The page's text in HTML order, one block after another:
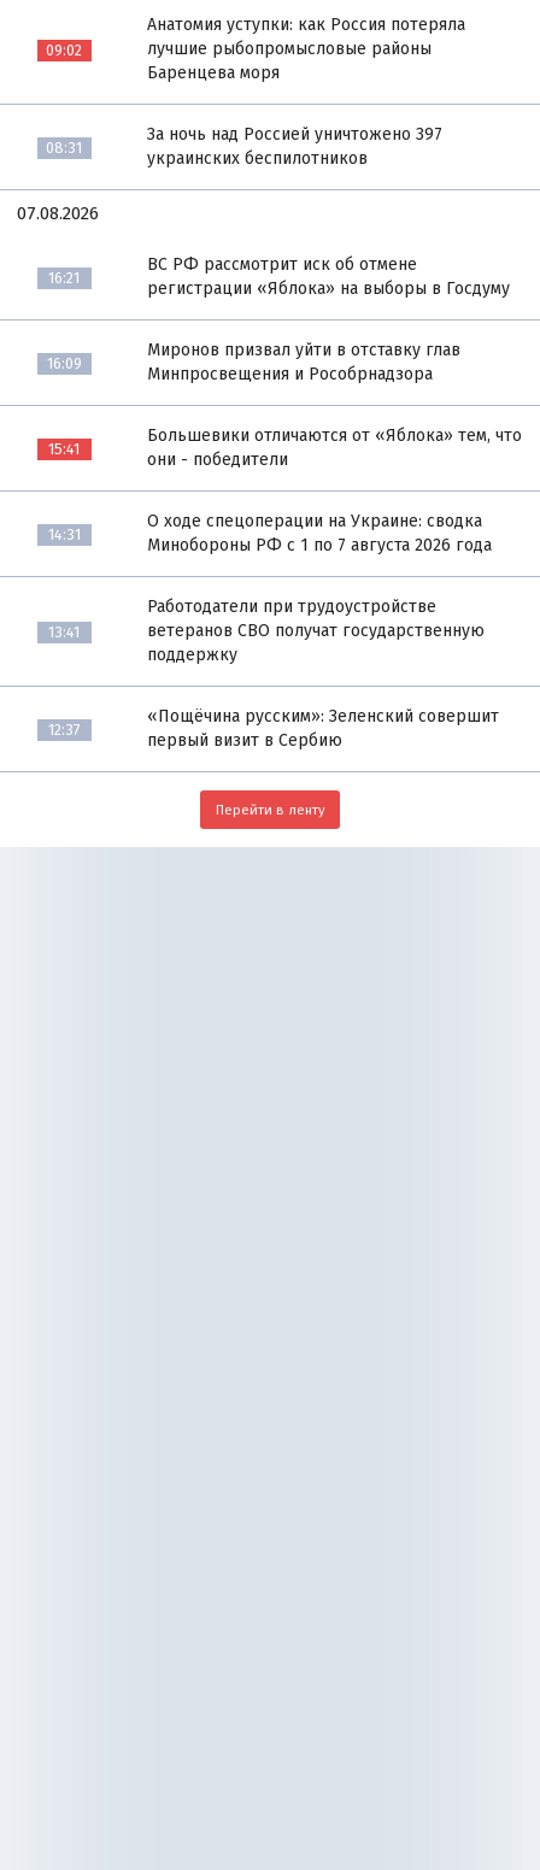
09:02
Анатомия уступки: как Россия потеряла
лучшие рыбопромысловые районы
Баренцева моря
08:31
За ночь над Россией уничтожено 397
украинских беспилотников
07.08.2026
16:21
ВС РФ рассмотрит иск об отмене
регистрации «Яблока» на выборы в Госдуму
16:09
Миронов призвал уйти в отставку глав
Минпросвещения и Рособрнадзора
15:41
Большевики отличаются от «Яблока» тем, что
они - победители
14:31
О ходе спецоперации на Украине: сводка
Минобороны РФ с 1 по 7 августа 2026 года
13:41
Работодатели при трудоустройстве
ветеранов СВО получат государственную
поддержку
12:37
«Пощёчина русским»: Зеленский совершит
первый визит в Сербию
Перейти в ленту